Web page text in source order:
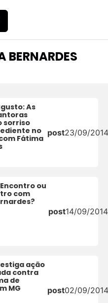
BERNARDES
As
sorriso
no
Fátima
post23/09/
Encontro ou
com
post14/09/2014
ação
contra
de
MG
post02/09/